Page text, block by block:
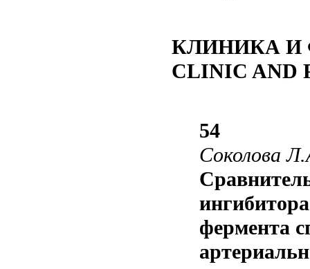
КЛИНИКА И
CLINIC AND
54
Соколова
фермента